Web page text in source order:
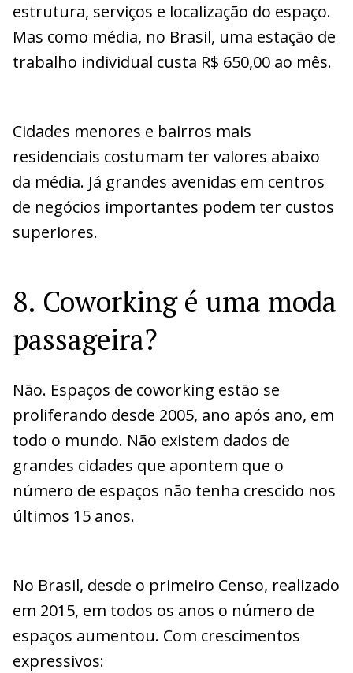
estrutura, serviços e localização do espaço.
Mas como média, no Brasil, uma estação de
trabalho individual custa R$ 650,00 ao mês.
Cidades menores e bairros mais
residenciais costumam ter valores abaixo
da média. Já grandes avenidas em centros
de negócios importantes podem ter custos
superiores.
8. Coworking é uma moda
passageira?
Não. Espaços de coworking estão se
proliferando desde 2005, ano após ano, em
todo o mundo. Não existem dados de
grandes cidades que apontem que o
número de espaços não tenha crescido nos
últimos 15 anos.
No Brasil, desde o primeiro Censo, realizado
em 2015, em todos os anos o número de
espaços aumentou. Com crescimentos
expressivos: